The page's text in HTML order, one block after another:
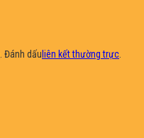
. Đánh dấu liên kết thường trực